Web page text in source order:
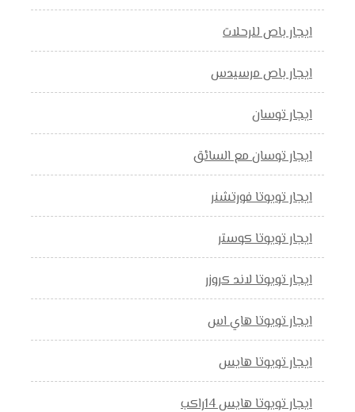
ايجار باص للرحلات
ايجار باص مرسيدس
ايجار توسان
ايجار توسان مع السائق
ايجار تويوتا فورتشنر
ايجار تويوتا كوستر
ايجار تويوتا لاند كروزر
ايجار تويوتا هاي اس
ايجار تويوتا هايس
ايجار تويوتا هايس 14راكب